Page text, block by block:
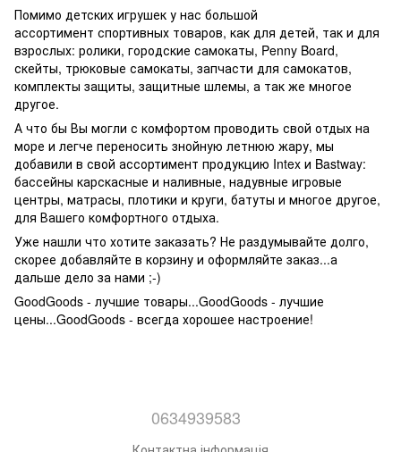
Помимо детских игрушек у нас большой
ассортимент спортивных товаров, как для детей, так и для
взрослых: ролики, городские самокаты, Penny Board,
скейты, трюковые самокаты, запчасти для самокатов,
комплекты защиты, защитные шлемы, а так же многое
другое.
А что бы Вы могли с комфортом проводить свой отдых на
море и легче переносить знойную летнюю жару, мы
добавили в свой ассортимент продукцию Intex и Bastway:
бассейны карскасные и наливные, надувные игровые
центры, матрасы, плотики и круги, батуты и многое другое,
для Вашего комфортного отдыха.
Уже нашли что хотите заказать? Не раздумывайте долго,
скорее добавляйте в корзину и оформляйте заказ...а
дальше дело за нами ;-)
GoodGoods - лучшие товары...GoodGoods - лучшие
цены...GoodGoods - всегда хорошее настроение!
0634939583